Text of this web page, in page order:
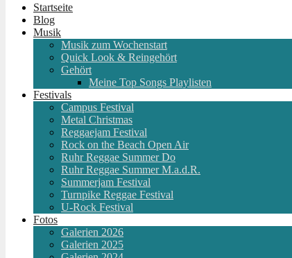
Startseite
Blog
Musik
Musik zum Wochenstart
Quick Look & Reingehört
Gehört
Meine Top Songs Playlisten
Festivals
Campus Festival
Metal Christmas
Reggaejam Festival
Rock on the Beach Open Air
Ruhr Reggae Summer Do
Ruhr Reggae Summer M.a.d.R.
Summerjam Festival
Turnpike Reggae Festival
U-Rock Festival
Fotos
Galerien 2026
Galerien 2025